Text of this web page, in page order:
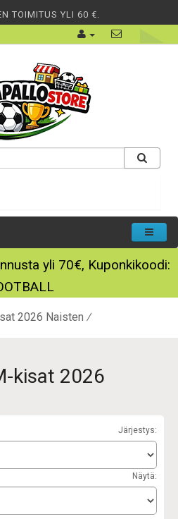
TOIMITUS YLI 60 €.
yli 70€, Kuponkikoodi:
2026 Naisten
kisat 2026
Järjestys:
Näytä: